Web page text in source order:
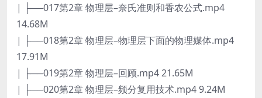
| ├──017第2章 物理层–奈氏准则和香农公式.mp4
14.68M
| ├──018第2章 物理层–物理层下面的物理媒体.mp4
17.91M
| ├──019第2章 物理层–回顾.mp4 21.65M
| ├──020第2章 物理层–频分复用技术.mp4 9.24M